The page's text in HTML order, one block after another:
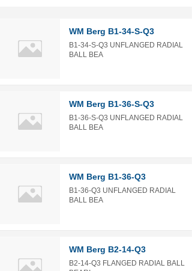
WM Berg B1-34-S-Q3
B1-34-S-Q3 UNFLANGED RADIAL
BALL BEA
WM Berg B1-36-S-Q3
B1-36-S-Q3 UNFLANGED RADIAL
BALL BEA
WM Berg B1-36-Q3
B1-36-Q3 UNFLANGED RADIAL
BALL BEA
WM Berg B2-14-Q3
B2-14-Q3 FLANGED RADIAL BALL